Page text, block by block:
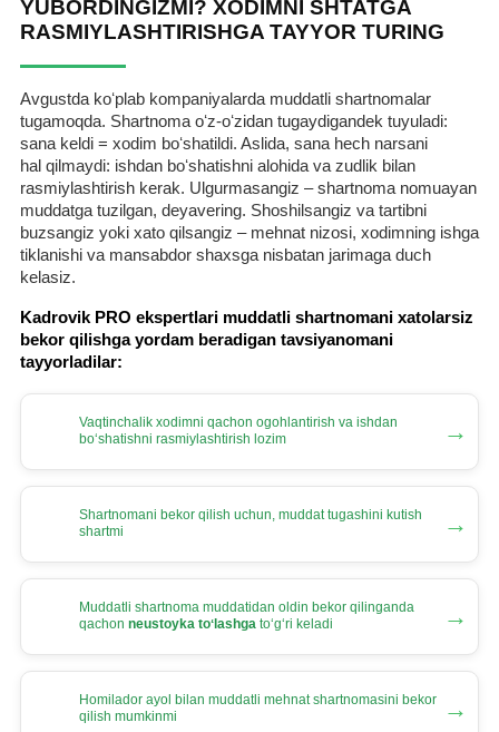
YUBORDINGIZMI? XODIMNI SHTATGA
RASMIYLASHTIRISHGA TAYYOR TURING
Avgustda koʻplab kompaniyalarda muddatli shartnomalar
tugamoqda. Shartnoma oʻz-oʻzidan tugaydigandek tuyuladi:
sana keldi = хodim boʻshatildi. Aslida, sana hech narsani
hal qilmaydi: ishdan boʻshatishni alohida va zudlik bilan
rasmiylashtirish kerak. Ulgurmasangiz – shartnoma nomuayan
muddatga tuzilgan, deyavering. Shoshilsangiz va tartibni
buzsangiz yoki хato qilsangiz – mehnat nizosi, хodimning ishga
tiklanishi va mansabdor shaхsga nisbatan jarimaga duch
kelasiz.
Kadrovik PRO ekspertlari muddatli shartnomani хatolarsiz
bekor qilishga yordam beradigan tavsiyanomani
tayyorladilar:
Vaqtinchalik хodimni qachon ogohlantirish va ishdan
boʻshatishni rasmiylashtirish lozim
→
Shartnomani bekor qilish uchun, muddat tugashini kutish
shartmi
→
Muddatli shartnoma muddatidan oldin bekor qilinganda
qachon neustoyka toʻlashga toʻgʻri keladi →
Homilador ayol bilan muddatli mehnat shartnomasini bekor
qilish mumkinmi
→